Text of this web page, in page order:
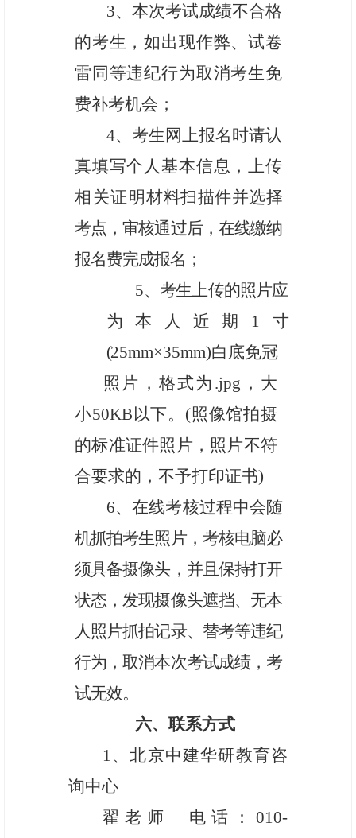
3、本次考试成绩不合格
的考生，如出现作弊、试卷
雷同等违纪行为取消考生免
费补考机会；
4、考生网上报名时请认
真填写个人基本信息，上传
相关证明材料扫描件并选择
考点，审核通过后，在线缴纳
报名费完成报名；
5、考生上传的照片应
为本人近期 1 寸
(25mm×35mm)白底免冠
照片，格式为 .jpg，大
小50KB以下。(照像馆拍摄
的标准证件照片，照片不符
合要求的，不予打印证书)
6、在线考核过程中会随
机抓拍考生照片，考核电脑必
须具备摄像头，并且保持打开
状态，发现摄像头遮挡、无本
人照片抓拍记录、替考等违纪
行为，取消本次考试成绩，考
试无效。
六、联系方式
1、北京中建华研教育咨
询中心
翟老师
电话： 010-